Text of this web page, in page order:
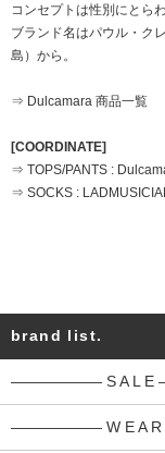
コンセプトは性別にとら
ブランド名はパウル・ク
島）から。
⇒ Dulcamara 商品一覧
[COORDINATE]
⇒ TOPS/PANTS :
⇒ SOCKS :
brand list.
―――――― S A L
―――――― W E A